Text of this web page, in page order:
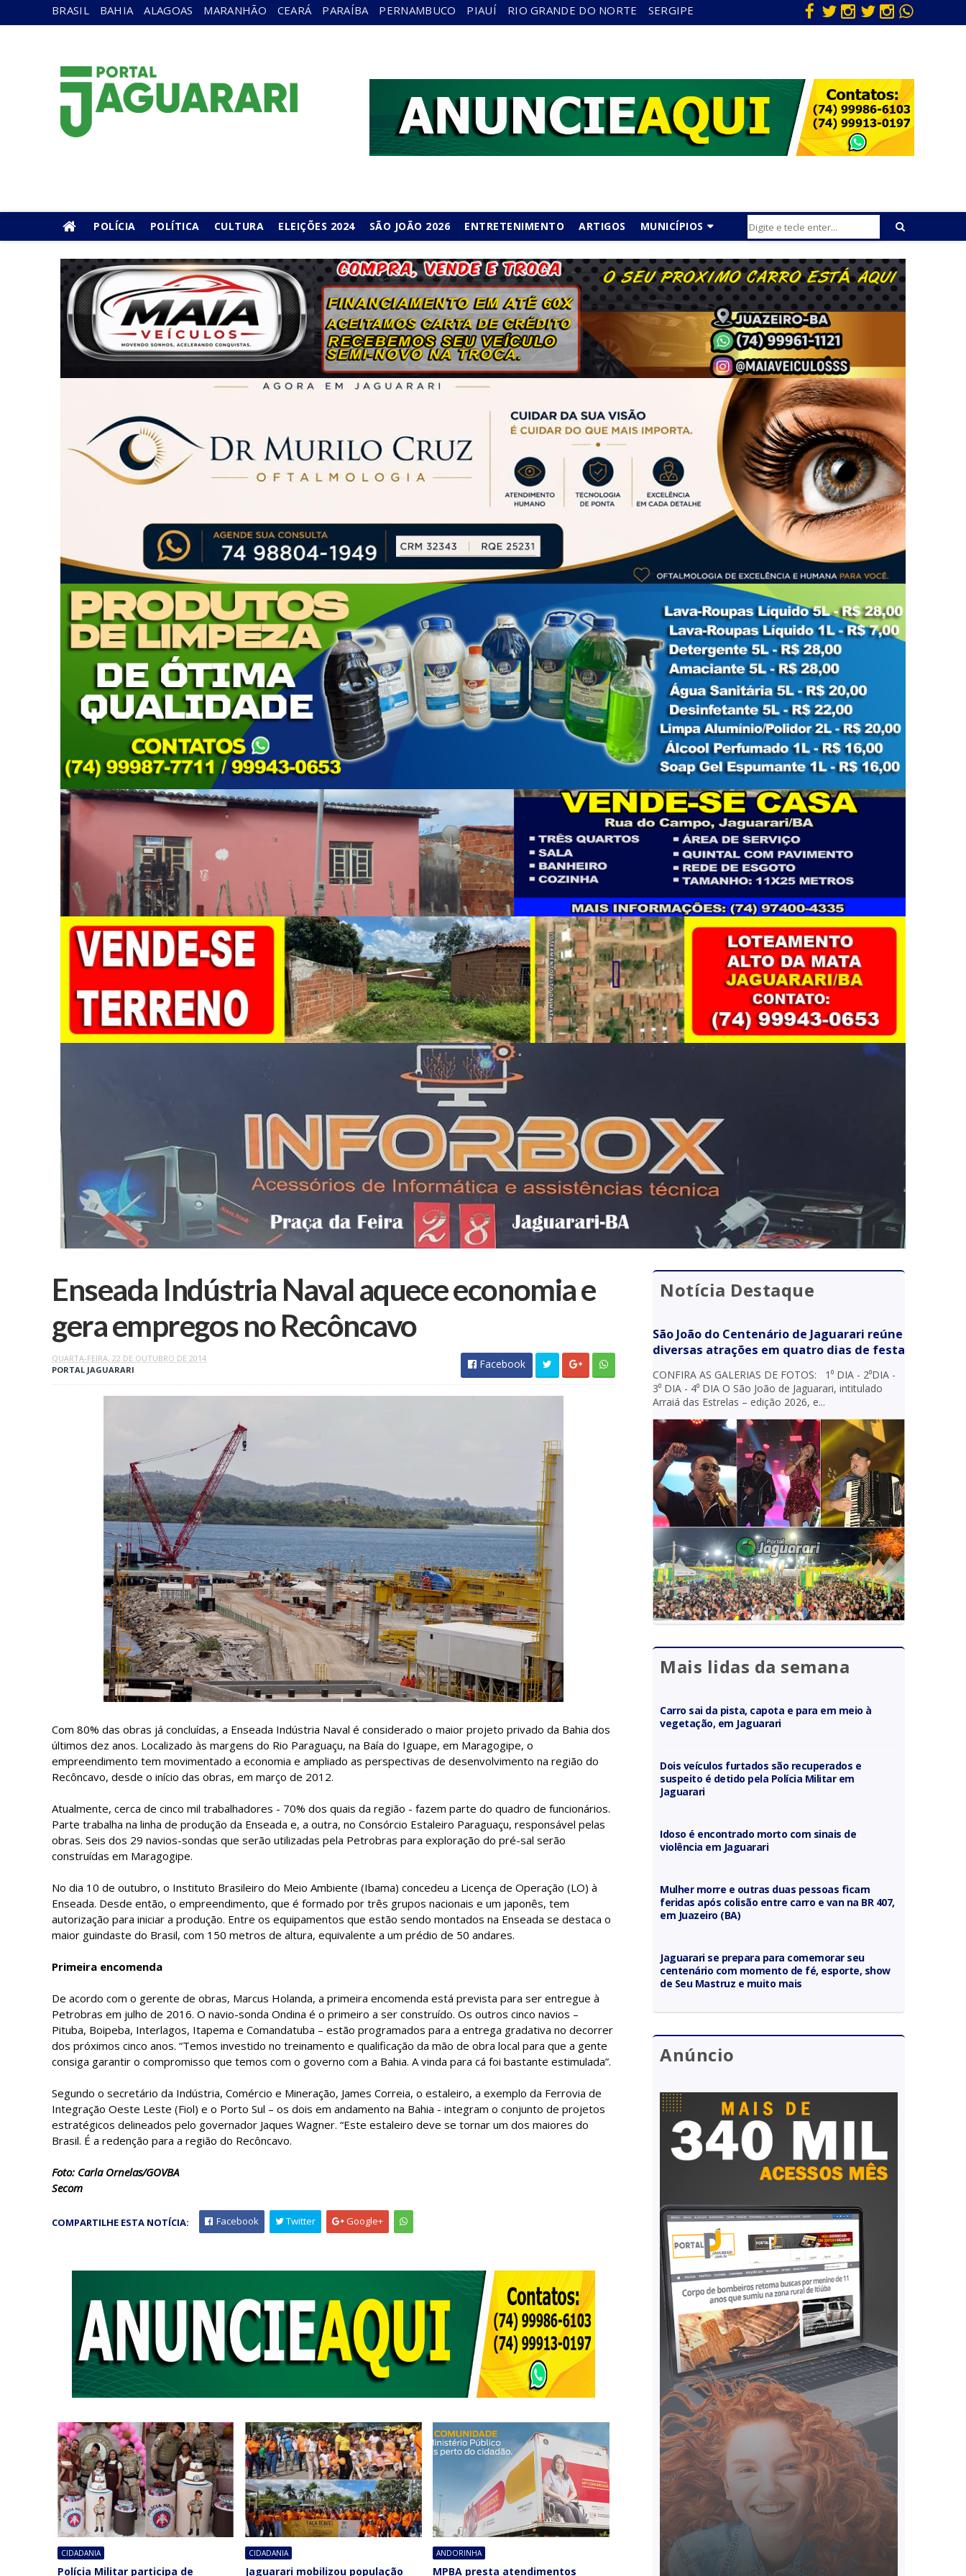
BRASIL BAHIA ALAGOAS MARANHÃO CEARÁ PARAÍBA PERNAMBUCO PIAUÍ RIO GRANDE DO NORTE SERGIPE
POLÍCIA POLÍTICA CULTURA ELEIÇÕES 2024 SÃO JOÃO 2026 ENTRETENIMENTO ARTIGOS MUNICÍPIOS
Enseada Indústria Naval aquece economia e
gera empregos no Recôncavo‏
QUARTA-FEIRA, 22 DE OUTUBRO DE 2014
PORTAL JAGUARARI
Facebook
Com 80% das obras já concluídas, a Enseada Indústria Naval é considerado o maior projeto privado da Bahia dos
últimos dez anos. Localizado às margens do Rio Paraguaçu, na Baía do Iguape, em Maragogipe, o
empreendimento tem movimentado a economia e ampliado as perspectivas de desenvolvimento na região do
Recôncavo, desde o início das obras, em março de 2012.
Atualmente, cerca de cinco mil trabalhadores - 70% dos quais da região - fazem parte do quadro de funcionários.
Parte trabalha na linha de produção da Enseada e, a outra, no Consórcio Estaleiro Paraguaçu, responsável pelas
obras. Seis dos 29 navios-sondas que serão utilizadas pela Petrobras para exploração do pré-sal serão
construídas em Maragogipe.
No dia 10 de outubro, o Instituto Brasileiro do Meio Ambiente (Ibama) concedeu a Licença de Operação (LO) à
Enseada. Desde então, o empreendimento, que é formado por três grupos nacionais e um japonês, tem
autorização para iniciar a produção. Entre os equipamentos que estão sendo montados na Enseada se destaca o
maior guindaste do Brasil, com 150 metros de altura, equivalente a um prédio de 50 andares.
Primeira encomenda
De acordo com o gerente de obras, Marcus Holanda, a primeira encomenda está prevista para ser entregue à
Petrobras em julho de 2016. O navio-sonda Ondina é o primeiro a ser construído. Os outros cinco navios –
Pituba, Boipeba, Interlagos, Itapema e Comandatuba – estão programados para a entrega gradativa no decorrer
dos próximos cinco anos. “Temos investido no treinamento e qualificação da mão de obra local para que a gente
consiga garantir o compromisso que temos com o governo com a Bahia. A vinda para cá foi bastante estimulada”.
Segundo o secretário da Indústria, Comércio e Mineração, James Correia, o estaleiro, a exemplo da Ferrovia de
Integração Oeste Leste (Fiol) e o Porto Sul – os dois em andamento na Bahia - integram o conjunto de projetos
estratégicos delineados pelo governador Jaques Wagner. “Este estaleiro deve se tornar um dos maiores do
Brasil. É a redenção para a região do Recôncavo.
Foto: Carla Ornelas/GOVBA
Secom
COMPARTILHE ESTA NOTÍCIA: Facebook Twitter Google+
CIDADANIA
Polícia Militar participa de
CIDADANIA
Jaguarari mobilizou população
ANDORINHA
MPBA presta atendimentos
Notícia Destaque
São João do Centenário de Jaguarari reúne
diversas atrações em quatro dias de festa
CONFIRA AS GALERIAS DE FOTOS: 1⁰ DIA - 2⁰DIA -
3⁰ DIA - 4⁰ DIA O São João de Jaguarari, intitulado
Arraiá das Estrelas – edição 2026, e...
Mais lidas da semana
Carro sai da pista, capota e para em meio à
vegetação, em Jaguarari
Dois veículos furtados são recuperados e
suspeito é detido pela Polícia Militar em
Jaguarari
Idoso é encontrado morto com sinais de
violência em Jaguarari
Mulher morre e outras duas pessoas ficam
feridas após colisão entre carro e van na BR 407,
em Juazeiro (BA)
Jaguarari se prepara para comemorar seu
centenário com momento de fé, esporte, show
de Seu Mastruz e muito mais
Anúncio